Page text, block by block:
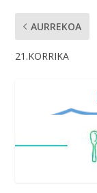
AURREKOA
21.KORRIKA